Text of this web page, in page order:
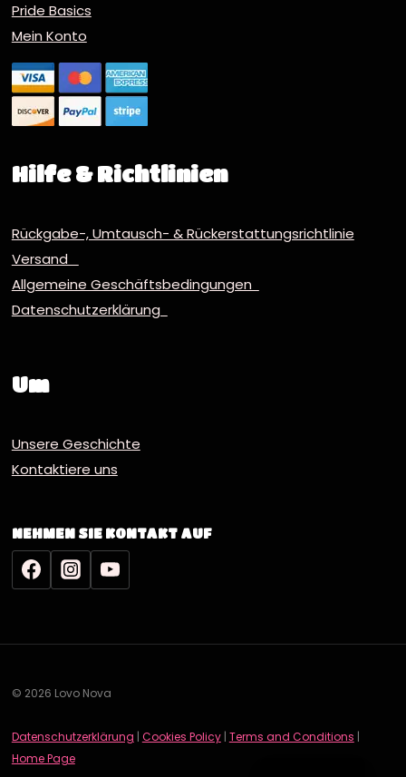
Pride Basics
Mein Konto
Hilfe & Richtlinien
Rückgabe-, Umtausch- & Rückerstattungsrichtlinie
Versand
Allgemeine Geschäftsbedingungen
Datenschutzerklärung
Um
Unsere Geschichte
Kontaktiere uns
NEHMEN SIE KONTAKT AUF
© 2026 Lovo Nova
Datenschutzerklärung | Cookies Policy| Terms and Conditions |
Home Page